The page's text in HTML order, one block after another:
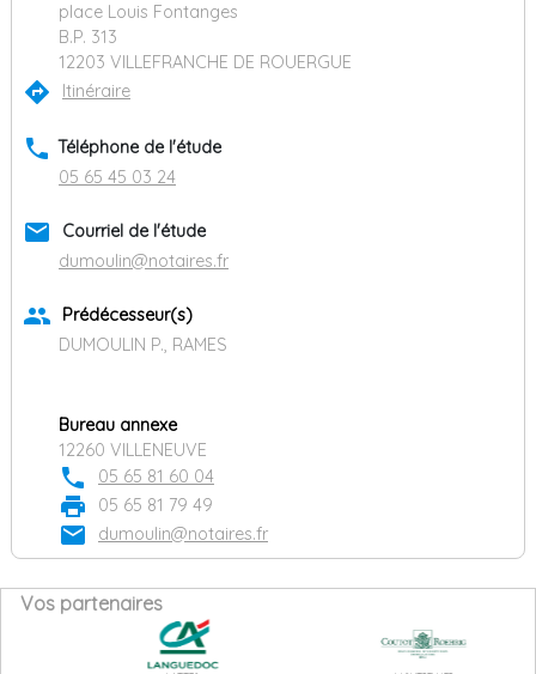
place Louis Fontanges
B.P. 313
12203 VILLEFRANCHE DE ROUERGUE
directions Itinéraire
phone Téléphone de l'étude
05 65 45 03 24
email
Courriel de l'étude
dumoulin@notaires.fr
group
Prédécesseur(s)
DUMOULIN P., RAMES
Bureau annexe
12260 VILLENEUVE
phone 05 65 81 60 04
print 05 65 81 79 49
email dumoulin@notaires.fr
Vos partenaires